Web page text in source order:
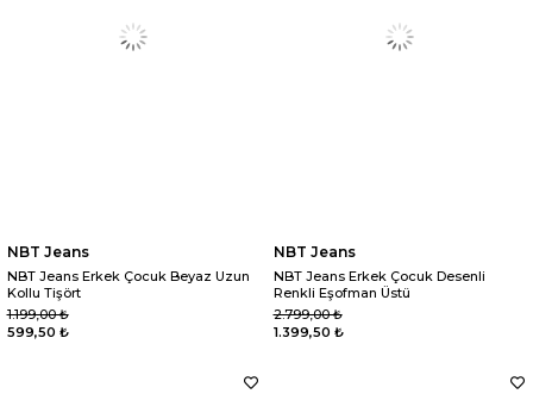
NBT Jeans
NBT Jeans Erkek Çocuk Beyaz Uzun
Kollu Tişört
599,50 ₺
1.199,00 ₺
NBT Jeans
NBT Jeans Erkek Çocuk Desenli
Renkli Eşofman Üstü
1.399,50 ₺
2.799,00 ₺